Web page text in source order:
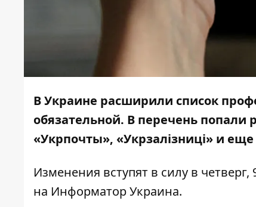
В Украине расширили список
обязательной. В перечень попали
«Укрпочты», «Укрзалізниці» и
Изменения вступят в силу в
на Информатор Украина.